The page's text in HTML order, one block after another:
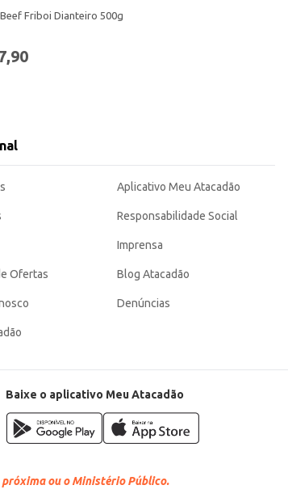
Friboi Dianteiro 500g
Ofertas
Aplicativo Meu Atacadão
Responsabilidade Social
Imprensa
Blog Atacadão
Denúncias
Baixe o aplicativo Meu Atacadão
próxima ou o Ministério Público.